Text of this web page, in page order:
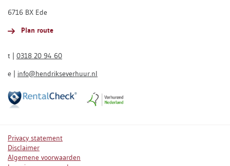
6716 BX Ede
Plan route
t | 0318 20 94 60
e | info@hendrikseverhuur.nl
Privacy statement
Disclaimer
Algemene voorwaarden